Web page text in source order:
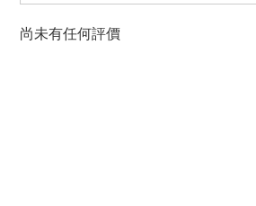
尚未有任何評價